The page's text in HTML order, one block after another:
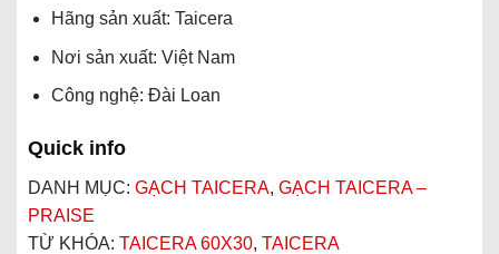
Hãng sản xuất: Taicera
Nơi sản xuất: Việt Nam
Công nghệ: Đài Loan
Quick info
DANH MỤC: GẠCH TAICERA, GẠCH TAICERA –
PRAISE
TỪ KHÓA: TAICERA 60X30, TAICERA